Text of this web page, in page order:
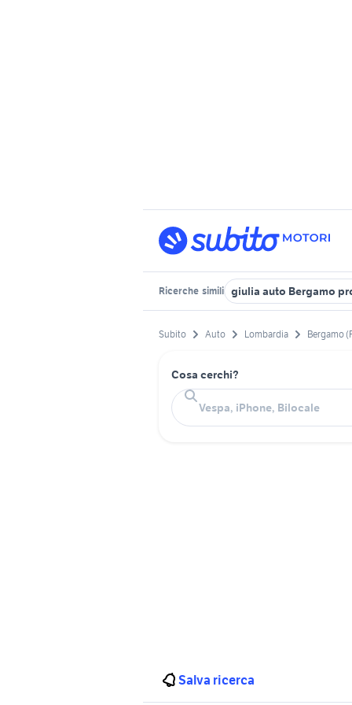
Ricerche simili giulia auto Bergamo
Subito Auto Lombardia Bergamo
Cosa cerchi?
Salva ricerca